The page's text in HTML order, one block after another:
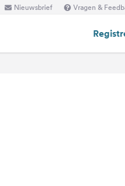
Nieuwsbrief Vragen &